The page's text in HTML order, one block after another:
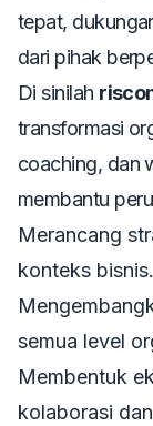
tepat,
dari pihak
Di sinilah
transformasi
coaching, dan
membantu
Merancang
konteks bisnis.
semua level
Membentuk
kolaborasi